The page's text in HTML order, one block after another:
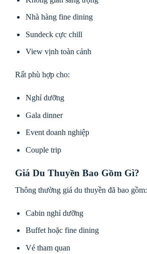
Nhà hàng fine dining
Sundeck cực chill
View vịnh toàn cảnh
Rất phù hợp cho:
Nghỉ dưỡng
Gala dinner
Event doanh nghiệp
Couple trip
Giá Du Thuyền Bao Gồm Gì?
Thông thường giá du thuyền đã bao gồm:
Cabin nghỉ dưỡng
Buffet hoặc fine dining
Vé tham quan